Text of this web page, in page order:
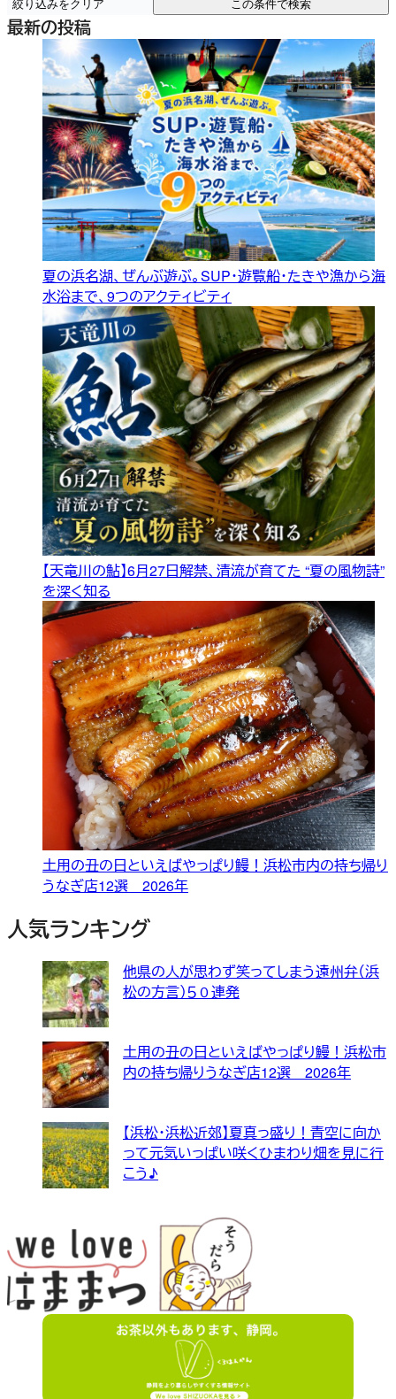
絞り込みをクリア この条件で検索
最新の投稿
夏の浜名湖、ぜんぶ遊ぶ。SUP・遊覧船・たきや漁から海
水浴まで、9つのアクティビティ
【天竜川の鮎】6月27日解禁、清流が育てた “夏の風物詩”
を深く知る
土用の丑の日といえばやっぱり鰻！浜松市内の持ち帰り
うなぎ店12選 2026年
人気ランキング
他県の人が思わず笑ってしまう遠州弁（浜
松の方言）５０連発
土用の丑の日といえばやっぱり鰻！浜松市
内の持ち帰りうなぎ店12選 2026年
【浜松・浜松近郊】夏真っ盛り！青空に向か
って元気いっぱい咲くひまわり畑を見に行
こう♪